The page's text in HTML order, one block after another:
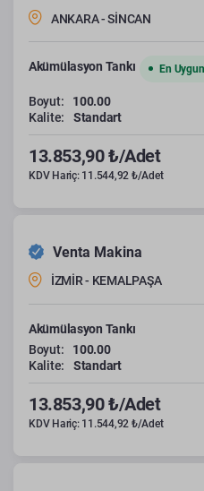
ANKARA - SİNCAN
Akümülasyon Tankı En
Boyut:
100.00
Kalite:
Standart
13.853,90 ₺/Adet
KDV Hariç: 11.544,92 ₺/Adet
Venta Makina
İZMİR - KEMALPAŞA
Akümülasyon Tankı
Boyut:
100.00
Kalite:
Standart
13.853,90 ₺/Adet
KDV Hariç: 11.544,92 ₺/Adet